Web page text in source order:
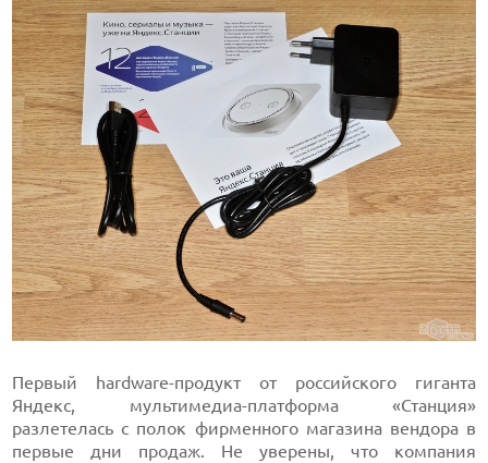
Первый hardware-продукт от российского гиганта
Яндекс, мультимедиа-платформа «Станция»
разлетелась с полок фирменного магазина вендора в
первые дни продаж. Не уверены, что компания